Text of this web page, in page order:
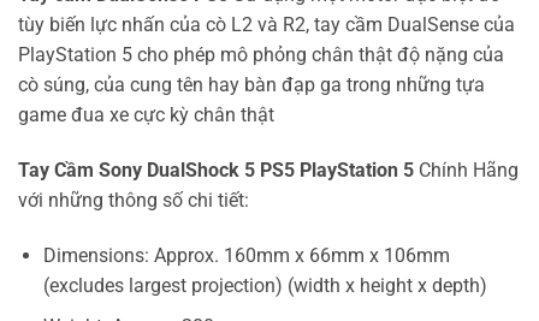
tùy biến lực nhấn của cò L2 và R2, tay cầm DualSense của
PlayStation 5 cho phép mô phỏng chân thật độ nặng của
cò súng, của cung tên hay bàn đạp ga trong những tựa
game đua xe cực kỳ chân thật
Tay Cầm Sony DualShock 5 PS5 PlayStation 5 Chính Hãng
với những thông số chi tiết:
Dimensions: Approx. 160mm x 66mm x 106mm
(excludes largest projection) (width x height x depth)